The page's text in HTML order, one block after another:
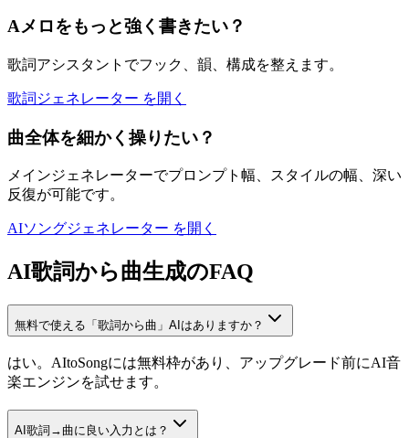
Aメロをもっと強く書きたい？
歌詞アシスタントでフック、韻、構成を整えます。
歌詞ジェネレーター を開く
曲全体を細かく操りたい？
メインジェネレーターでプロンプト幅、スタイルの幅、深い
反復が可能です。
AIソングジェネレーター を開く
AI歌詞から曲生成のFAQ
無料で使える「歌詞から曲」AIはありますか？
はい。AItoSongには無料枠があり、アップグレード前にAI音
楽エンジンを試せます。
AI歌詞→曲に良い入力とは？